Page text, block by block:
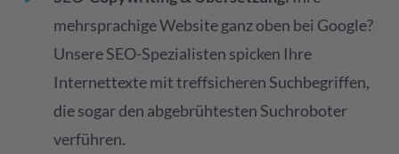
mehrsprachige Website ganz oben bei Google?
Unsere SEO-Spezialisten spicken Ihre
Internettexte mit treffsicheren Suchbegriffen,
die sogar den abgebrühtesten Suchroboter
verführen.